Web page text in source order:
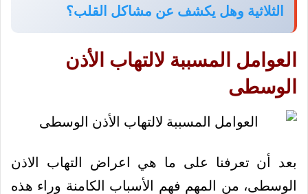
الثلاثية وهل يكشف عن مشاكل القلب؟
العوامل المسببة لالتهاب الأذن
الوسطى
بعد أن تعرفنا على ما هي اعراض التهاب الاذن
الوسطى، من المهم فهم الأسباب الكامنة وراء هذه